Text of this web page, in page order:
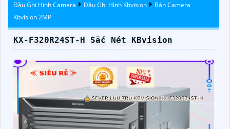
Đầu Ghi Hình Camera Đầu Ghi Hình Kbvision
Bán Camera
Kbvision 2MP
KX-F320R24ST-H Sắc Nét KBvision